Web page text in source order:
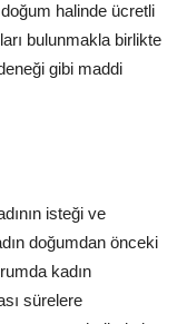
halinde ücretli
bulunmakla birlikte
gibi maddi
isteği ve
doğumdan önceki
kadın
sürelere